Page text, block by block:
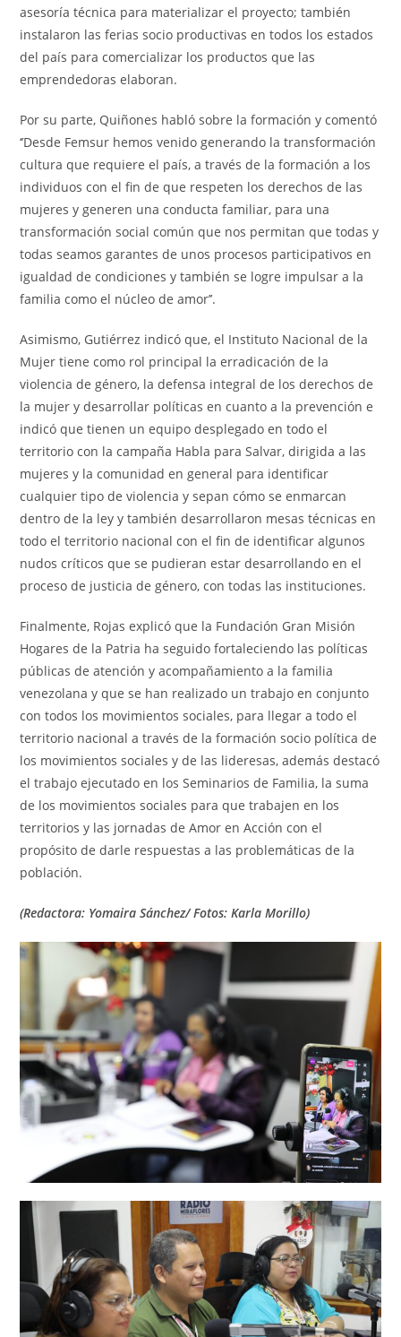
asesoría técnica para materializar el proyecto; también
instalaron las ferias socio productivas en todos los estados
del país para comercializar los productos que las
emprendedoras elaboran.
Por su parte, Quiñones habló sobre la formación y comentó
‘’Desde Femsur hemos venido generando la transformación
cultura que requiere el país, a través de la formación a los
individuos con el fin de que respeten los derechos de las
mujeres y generen una conducta familiar, para una
transformación social común que nos permitan que todas y
todas seamos garantes de unos procesos participativos en
igualdad de condiciones y también se logre impulsar a la
familia como el núcleo de amor’’.
Asimismo, Gutiérrez indicó que, el Instituto Nacional de la
Mujer tiene como rol principal la erradicación de la
violencia de género, la defensa integral de los derechos de
la mujer y desarrollar políticas en cuanto a la prevención e
indicó que tienen un equipo desplegado en todo el
territorio con la campaña Habla para Salvar, dirigida a las
mujeres y la comunidad en general para identificar
cualquier tipo de violencia y sepan cómo se enmarcan
dentro de la ley y también desarrollaron mesas técnicas en
todo el territorio nacional con el fin de identificar algunos
nudos críticos que se pudieran estar desarrollando en el
proceso de justicia de género, con todas las instituciones.
Finalmente, Rojas explicó que la Fundación Gran Misión
Hogares de la Patria ha seguido fortaleciendo las políticas
públicas de atención y acompañamiento a la familia
venezolana y que se han realizado un trabajo en conjunto
con todos los movimientos sociales, para llegar a todo el
territorio nacional a través de la formación socio política de
los movimientos sociales y de las lideresas, además destacó
el trabajo ejecutado en los Seminarios de Familia, la suma
de los movimientos sociales para que trabajen en los
territorios y las jornadas de Amor en Acción con el
propósito de darle respuestas a las problemáticas de la
población.
(Redactora: Yomaira Sánchez/ Fotos: Karla Morillo)